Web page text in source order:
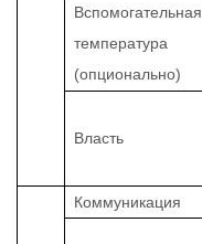
Вспомогательная
температура
(опционально)
Власть
Коммуникация